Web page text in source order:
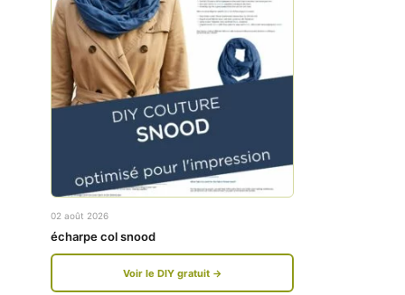
w
w
f
e
b
o
w
w
.
i
t
g
02 août 2026
écharpe col snood
Voir le DIY gratuit →